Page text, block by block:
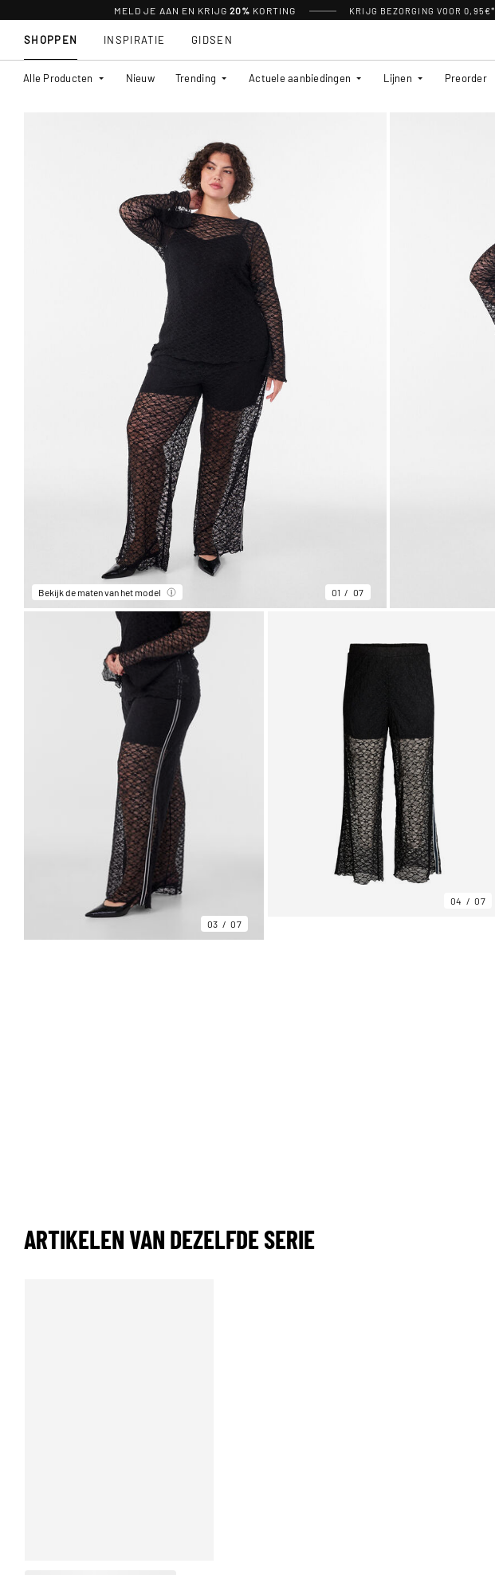
MELD JE AAN EN KRIJG 20% KORTING KRIJG BEZORGING VOOR 0,95€*
SHOPPEN
Alle Producten Nieuw Trending Actuele aanbiedingen Lijnen Preorder
INSPIRATIE GIDSEN
Bekijk de maten van het model 01 07
03 07
04 07
ARTIKELEN VAN DEZELFDE SERIE